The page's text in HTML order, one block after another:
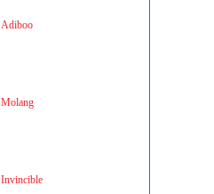
Adiboo
Molang
Invincible